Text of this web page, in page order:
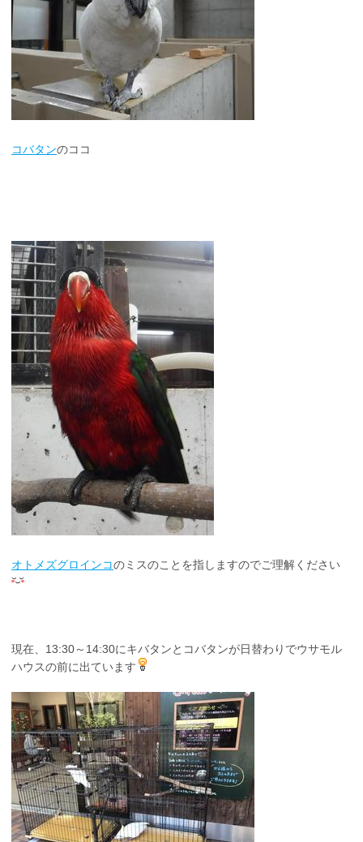
コバタンのココ
オトメズグロインコのミスのことを指しますのでご理解ください
現在、13:30～14:30にキバタンとコバタンが日替わりでウサモル
ハウスの前に出ています